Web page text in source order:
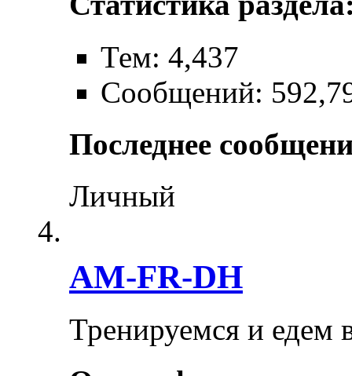
Тем: 4,437
Сообщений:
Последнее
Личный
AM-FR-DH
Тренируемся и едем